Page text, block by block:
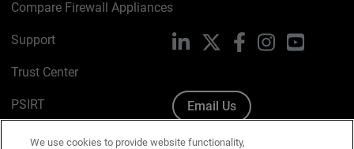
Compare Firewall Appliances
Support
Trust Center
PSIRT
Cookie Policy
LinkedIn FacebookInstagramYouTube
Email Us
We use cookies to provide website functionality,